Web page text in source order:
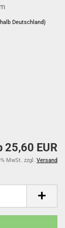
Deutschland)
25,60 EUR
MwSt. zzgl. Versand